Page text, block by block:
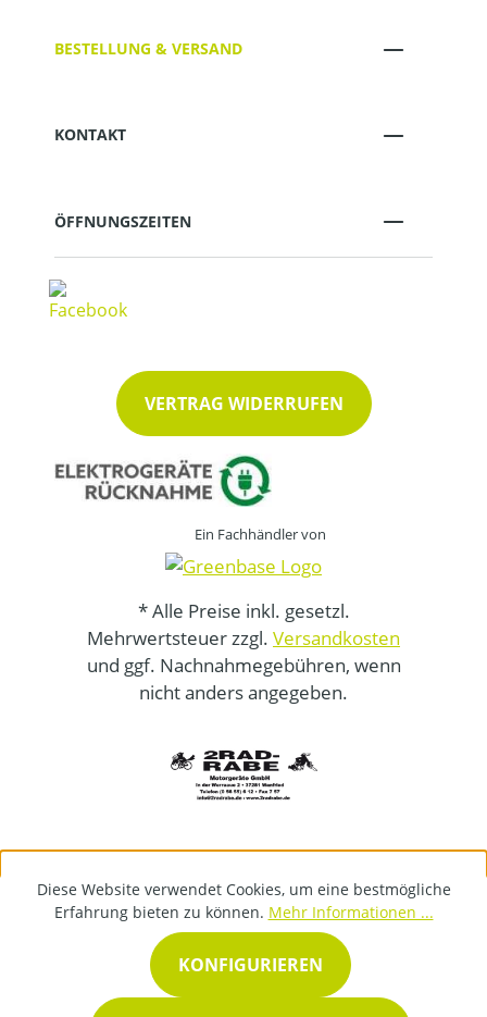
BESTELLUNG & VERSAND
KONTAKT
ÖFFNUNGSZEITEN
VERTRAG WIDERRUFEN
Ein Fachhändler von
* Alle Preise inkl. gesetzl.
Mehrwertsteuer zzgl. Versandkosten
und ggf. Nachnahmegebühren, wenn
nicht anders angegeben.
Diese Website verwendet Cookies, um eine bestmögliche
Erfahrung bieten zu können. Mehr Informationen ...
KONFIGURIEREN